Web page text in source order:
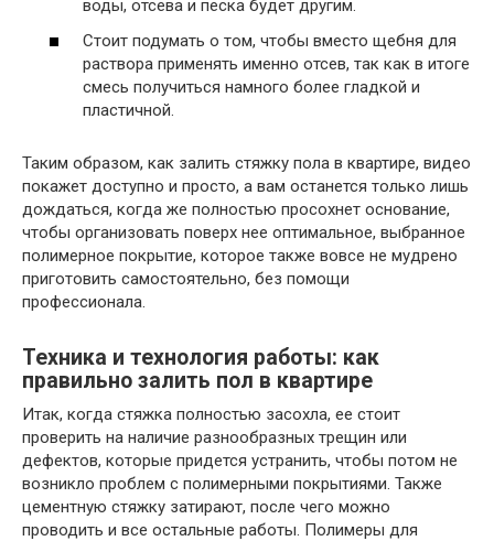
воды, отсева и песка будет другим.
Стоит подумать о том, чтобы вместо щебня для
раствора применять именно отсев, так как в итоге
смесь получиться намного более гладкой и
пластичной.
Таким образом, как залить стяжку пола в квартире, видео
покажет доступно и просто, а вам останется только лишь
дождаться, когда же полностью просохнет основание,
чтобы организовать поверх нее оптимальное, выбранное
полимерное покрытие, которое также вовсе не мудрено
приготовить самостоятельно, без помощи
профессионала.
Техника и технология работы: как
правильно залить пол в квартире
Итак, когда стяжка полностью засохла, ее стоит
проверить на наличие разнообразных трещин или
дефектов, которые придется устранить, чтобы потом не
возникло проблем с полимерными покрытиями. Также
цементную стяжку затирают, после чего можно
проводить и все остальные работы. Полимеры для